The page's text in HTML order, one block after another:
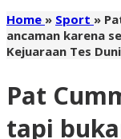
Home » Sport »
ancaman karena
Kejuaraan Tes
Pat
tapi